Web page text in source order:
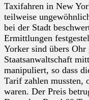
Taxifahren in New
teilweise
bei der Stadt
Ermittlungen
Yorker sind übers
Staatsanwaltschaft
manipuliert, so dass
Tarif zahlen mussten,
waren. Der Preis